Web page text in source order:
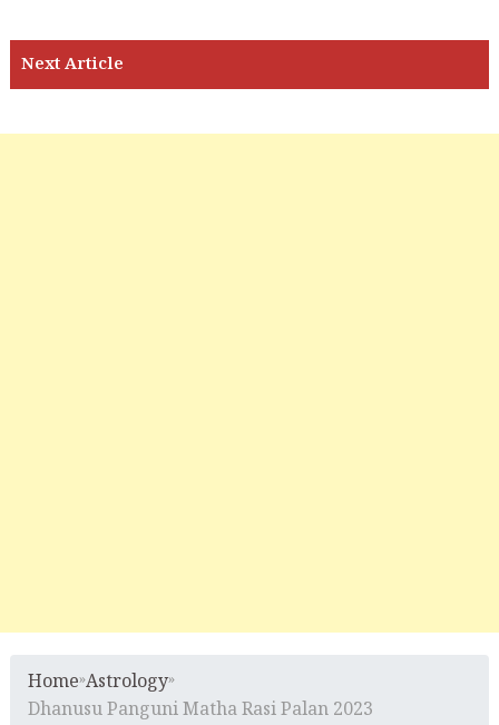
Home»Astrology»
Dhanusu Panguni Matha Rasi Palan 2023